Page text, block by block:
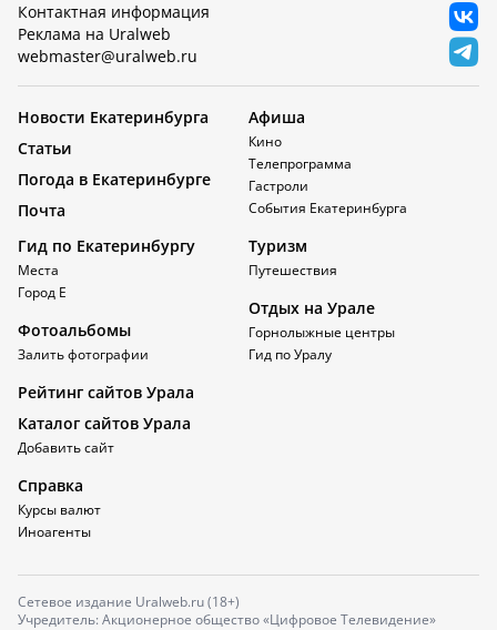
Контактная информация
Реклама на Uralweb
webmaster@uralweb.ru
Новости Екатеринбурга
Статьи
Погода в Екатеринбурге
Почта
Афиша
Кино
Телепрограмма
Гастроли
События Екатеринбурга
Гид по Екатеринбургу
Места
Город Е
Фотоальбомы
Залить фотографии
Туризм
Путешествия
Отдых на Урале
Горнолыжные центры
Гид по Уралу
Рейтинг сайтов Урала
Каталог сайтов Урала
Добавить сайт
Справка
Курсы валют
Иноагенты
Сетевое издание Uralweb.ru (18+)
Учредитель: Акционерное общество «Цифровое Телевидение»